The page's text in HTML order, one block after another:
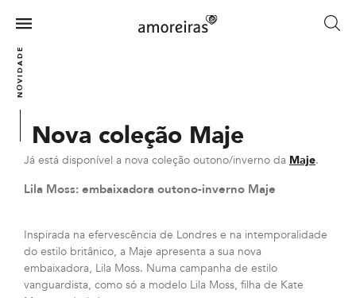
main
content
Menu
NOVIDADES
Nova coleção Maje
Já está disponível a nova coleção outono/inverno da Maje.
Lila Moss: embaixadora outono-inverno Maje
Inspirada na efervescência de Londres e na intemporalidade
do estilo britânico, a Maje apresenta a sua nova
embaixadora, Lila Moss. Numa campanha de estilo
vanguardista, como só a modelo Lila Moss, filha de Kate